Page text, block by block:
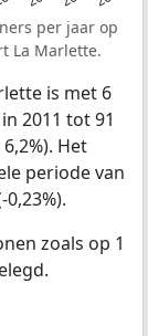
per jaar op
La Marlette.
is met 6
2011 tot 91
Het
periode van
zoals op 1